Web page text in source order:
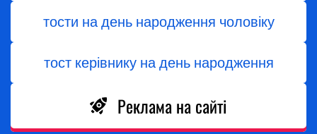
тости на день народження чоловіку
тост керівнику на день народження
Реклама на сайті